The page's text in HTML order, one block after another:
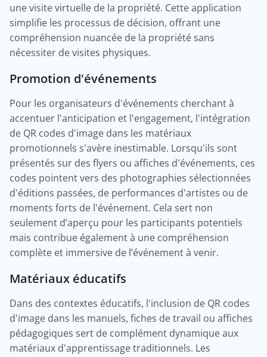
une visite virtuelle de la propriété. Cette application
simplifie les processus de décision, offrant une
compréhension nuancée de la propriété sans
nécessiter de visites physiques.
Promotion d'événements
Pour les organisateurs d'événements cherchant à
accentuer l'anticipation et l'engagement, l'intégration
de QR codes d'image dans les matériaux
promotionnels s'avère inestimable. Lorsqu'ils sont
présentés sur des flyers ou affiches d'événements, ces
codes pointent vers des photographies sélectionnées
d'éditions passées, de performances d'artistes ou de
moments forts de l'événement. Cela sert non
seulement d’aperçu pour les participants potentiels
mais contribue également à une compréhension
complète et immersive de l’événement à venir.
Matériaux éducatifs
Dans des contextes éducatifs, l'inclusion de QR codes
d'image dans les manuels, fiches de travail ou affiches
pédagogiques sert de complément dynamique aux
matériaux d'apprentissage traditionnels. Les